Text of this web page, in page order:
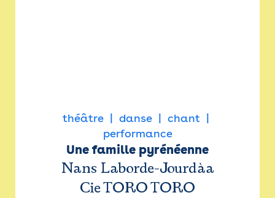
théâtre danse
chant
performance
Une famille pyrénéenne
Nans Laborde-Jourdàa
Cie TORO TORO